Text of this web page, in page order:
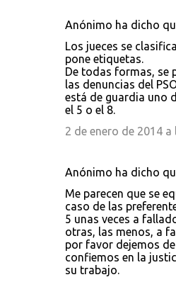
Anónimo ha dicho
Los jueces se
pone etiquetas.
De todas formas, se
las denuncias del
está de guardia uno
el 5 o el 8.
2 de enero de 2014 a
Anónimo ha dicho
Me parecen que se
caso de las
5 unas veces a
otras, las menos, a
por favor dejemos
confiemos en la
su trabajo.